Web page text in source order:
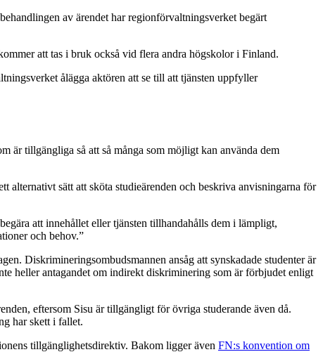
av ärendet har regionförvaltningsverket begärt
att tas i bruk också vid flera andra högskolor i Finland.
ålägga aktören att se till att tjänsten uppfyller
är tillgängliga så att så många som möjligt kan använda dem
alternativt sätt att sköta studieärenden och beskriva anvisningarna för
att innehållet eller tjänsten tillhandahålls dem i lämpligt,
och behov.”
Diskrimineringsombudsmannen ansåg att synskadade studenter är
heller antagandet om indirekt diskriminering som är förbjudet enligt
eftersom Sisu är tillgängligt för övriga studerande även då.
har skett i fallet.
tillgänglighetsdirektiv. Bakom ligger även FN:s konvention om